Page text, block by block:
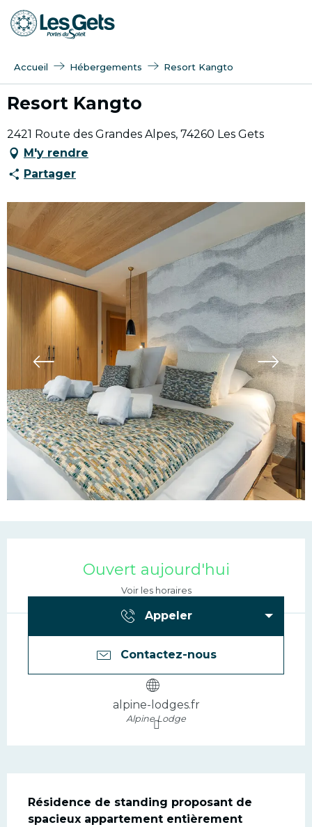
Aller
au
Accueil Hébergements Resort Kangto
Resort Kangto
2421 Route des Grandes Alpes, 74260 Les Gets
M'y rendre
Partager
Ouverture et
Ouvert aujourd'hui
Voir les horaires
Appeler
Contactez-nous
alpine-lodges.fr
Alpine Lodge
Description
Résidence de standing proposant de
spacieux appartement entièrement